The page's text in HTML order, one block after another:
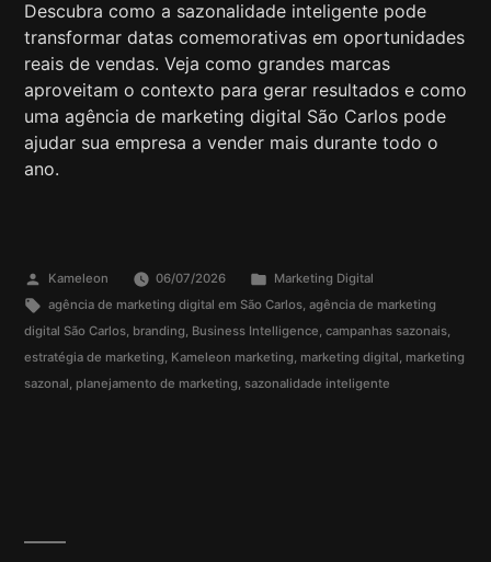
Descubra como a sazonalidade inteligente pode
transformar datas comemorativas em oportunidades
reais de vendas. Veja como grandes marcas
aproveitam o contexto para gerar resultados e como
uma agência de marketing digital São Carlos pode
ajudar sua empresa a vender mais durante todo o
ano.
Kameleon 06/07/2026
Marketing Digital
agência de marketing digital em São Carlos, agência de marketing
digital São Carlos branding Business Intelligence campanhas sazonais
estratégia de marketing Kameleon marketing marketing digital marketing
sazonal planejamento de marketing sazonalidade inteligente